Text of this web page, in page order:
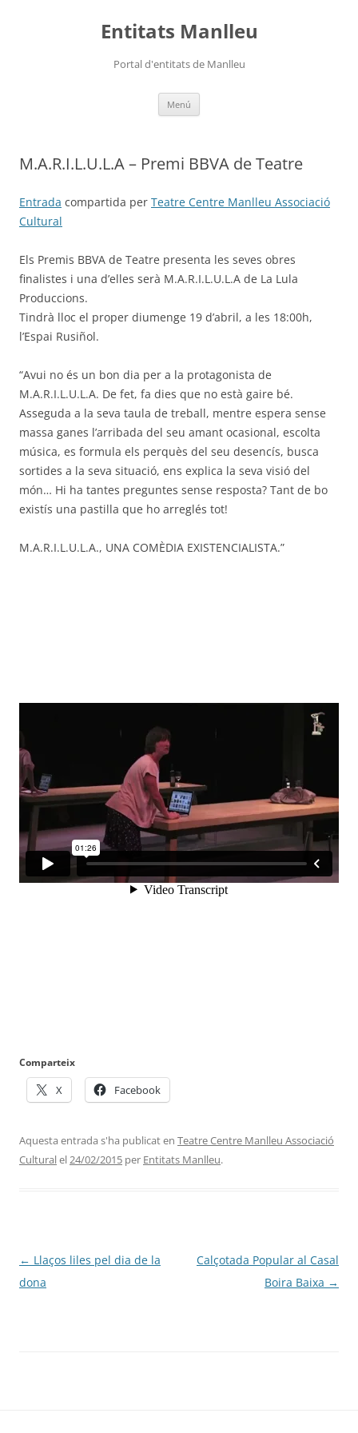
Entitats Manlleu
Portal d'entitats de Manlleu
Menú
M.A.R.I.L.U.L.A – Premi BBVA de Teatre
Entrada compartida per Teatre Centre Manlleu Associació
Cultural
Els Premis BBVA de Teatre presenta les seves obres
finalistes i una d’elles serà M.A.R.I.L.U.L.A de La Lula
Produccions.
Tindrà lloc el proper diumenge 19 d’abril, a les 18:00h,
l’Espai Rusiñol.
“Avui no és un bon dia per a la protagonista de
M.A.R.I.L.U.L.A. De fet, fa dies que no està gaire bé.
Asseguda a la seva taula de treball, mentre espera sense
massa ganes l’arribada del seu amant ocasional, escolta
música, es formula els perquès del seu desencís, busca
sortides a la seva situació, ens explica la seva visió del
món… Hi ha tantes preguntes sense resposta? Tant de bo
existís una pastilla que ho arreglés tot!
M.A.R.I.L.U.L.A., UNA COMÈDIA EXISTENCIALISTA.”
Comparteix
X Facebook
Aquesta entrada s'ha publicat en Teatre Centre Manlleu Associació
Culturalel24/02/2015 per Entitats Manlleu.
Navegació
per
← Llaços liles pel dia de la
dona
Calçotada Popular al Casal
Boira Baixa →